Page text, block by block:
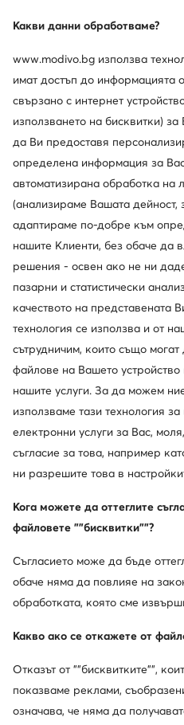
California Dreamin'
Казват, че слънцето винаги
Съединените щати. Затова
Hills Polo Club представя
върху елегантността и
очевидни в един от най-
на Калифорния – Лос
Какви данни обработваме?
www.modivo.bg използва
имат достъп до информацията
свързано с интернет
използването на бисквитки)
да Ви предоставя
определена информация за
автоматизирана обработка на
(анализираме Вашата
адаптираме по-добре към
нашите Клиенти, без обаче да
решения - освен ако не ни
пазарни и статистически
качеството на представената
технология се използва и от
сътрудничим, които също
файлове на Вашето
нашите услуги. За да можем
използваме тази технология
електронни услуги за Вас,
съгласие за това, например
ни разрешите това в
Кога можете да оттеглите
файловете ""бисквитки""?
Съгласието може да бъде
обаче няма да повлияе на
обработката, която сме
Какво ако се откажете от
Отказът от ""бисквитките"",
показваме реклами,
означава, че няма да